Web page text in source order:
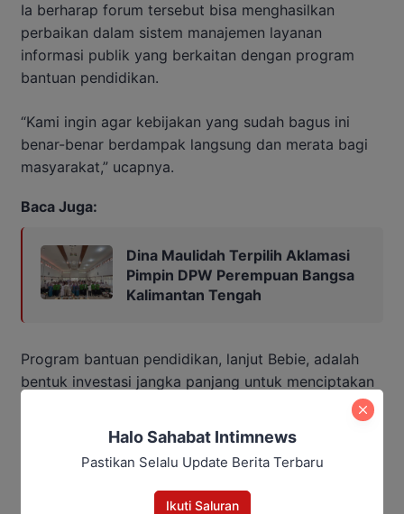
Ia berharap forum tersebut bisa menghasilkan
perbaikan dalam sistem manajemen layanan
informasi publik yang berkaitan dengan program
bantuan pendidikan.
“Kami ingin agar kebijakan yang sudah bagus ini
benar-benar berdampak langsung dan merata bagi
masyarakat,” ucapnya.
Baca Juga:
Dina Maulidah Terpilih Aklamasi
Pimpin DPW Perempuan Bangsa
Kalimantan Tengah
Program bantuan pendidikan, lanjut Bebie, adalah
bentuk investasi jangka panjang untuk menciptakan
SDM yang unggul dan kompetitif di Murung Raya.
Oleh karena itu, pelaksanaannya harus dijaga agar
tidak menimbulkan permasalahan baru yang justru
menghambat capaian tujuan program tersebut.
Halo Sahabat Intimnews
Pastikan Selalu Update Berita Terbaru
Ikuti Saluran